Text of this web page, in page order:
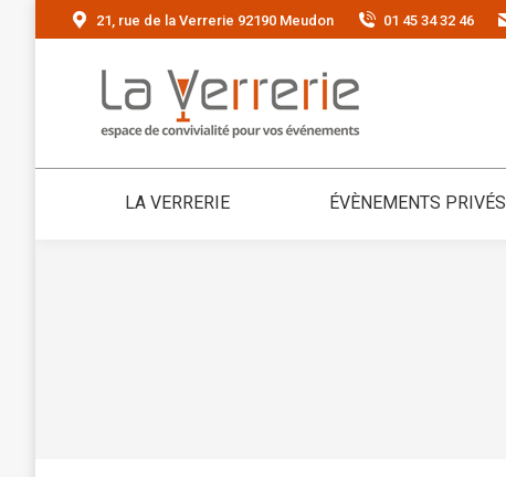
21, rue de la Verrerie 92190 Meudon 01 45 34 32 46
LA VERRERIE ÉVÈNEMENTS PRIVÉS